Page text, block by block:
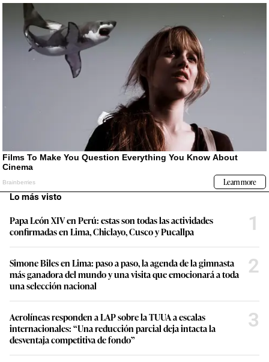
Lo más visto
Papa León XIV en Perú: estas son todas las actividades
confirmadas en Lima, Chiclayo, Cusco y Pucallpa
1
Simone Biles en Lima: paso a paso, la agenda de la gimnasta
más ganadora del mundo y una visita que emocionará a toda
una selección nacional
2
Aerolíneas responden a LAP sobre la TUUA a escalas
internacionales: “Una reducción parcial deja intacta la
desventaja competitiva de fondo”
3